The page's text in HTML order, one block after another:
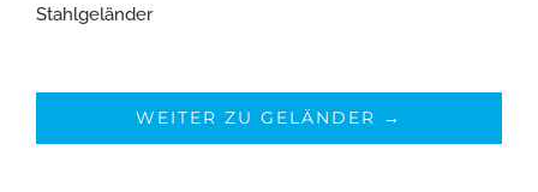
Stahlgeländer
WEITER ZU GELÄNDER →